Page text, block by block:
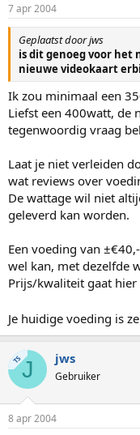
7 apr 2004
Geplaatst door jws
is dit genoeg voor het
nieuwe videokaart
Ik zou minimaal een
Liefst een 400watt, de
tegenwoordig vraag
Laat je niet verleiden
wat reviews over
De wattage wil niet
geleverd kan worden.
Een voeding van
wel kan, met dezelfde
Prijs/kwaliteit gaat
Je huidige voeding is
TSJ jws
Gebruiker
8 apr 2004